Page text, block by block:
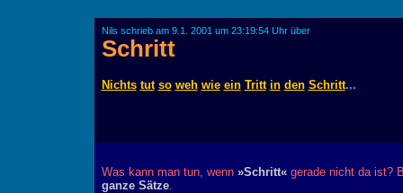
Nils schrieb am 9.1. 2001 um 23:19:54 Uhr über
Schritt
Nichts tut so weh wie ein Tritt in den Schritt...
Was kann man tun, wenn »Schritt«gerade nicht da ist?
ganze Sätze.